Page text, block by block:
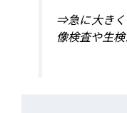
⇒急に大きく
像検査や生